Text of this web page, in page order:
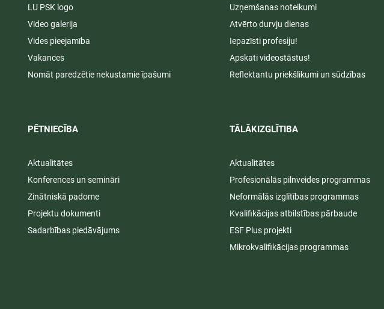
LU PSK logo
Video galerija
Vides pieejamība
Vakances
Nomāt paredzētie nekustamie īpašumi
PĒTNIECĪBA
Aktualitātes
Konferences un semināri
Zinātniskā padome
Projektu dokumenti
Sadarbības piedāvājums
Uzņemšanas noteikumi
Atvērto durvju dienas
Iepazīsti profesiju!
Apskati videostāstus!
Reflektantu priekšlikumi un sūdzības
TĀLĀKIZGLĪTIBA
Aktualitātes
Profesionālās pilnveides programmas
Neformālās izglītības programmas
Kvalifikācijas atbilstības pārbaude
ESF Plus projekti
Mikrokvalifikācijas programmas